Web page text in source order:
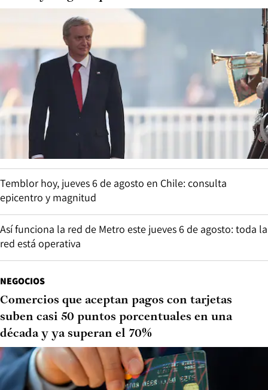
Temblor hoy, jueves 6 de agosto en Chile: consulta
epicentro y magnitud
Así funciona la red de Metro este jueves 6 de agosto: toda la
red está operativa
NEGOCIOS
Comercios que aceptan pagos con tarjetas
suben casi 50 puntos porcentuales en una
década y ya superan el 70%